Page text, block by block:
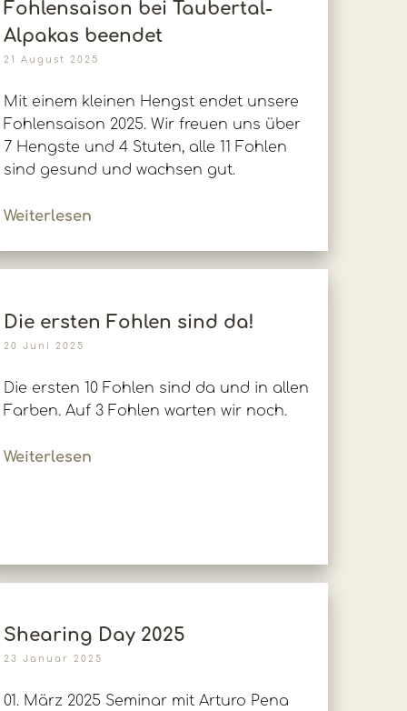
Fohlensaison bei Taubertal-
Alpakas beendet
21 August 2025
Mit einem kleinen Hengst endet unsere
Fohlensaison 2025. Wir freuen uns über
7 Hengste und 4 Stuten, alle 11 Fohlen
sind gesund und wachsen gut.
Weiterlesen
Die ersten Fohlen sind da!
20 Juni 2025
Die ersten 10 Fohlen sind da und in allen
Farben. Auf 3 Fohlen warten wir noch.
Weiterlesen
Shearing Day 2025
23 Januar 2025
01. März 2025 Seminar mit Arturo Pena